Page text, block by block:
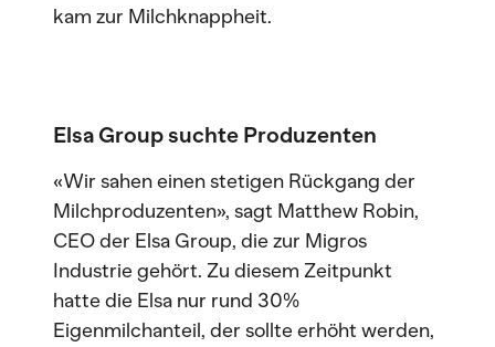
kam zur Milchknappheit.
Elsa Group suchte Produzenten
«Wir sahen einen stetigen Rückgang der
Milchproduzenten», sagt Matthew Robin,
CEO der Elsa Group, die zur Migros
Industrie gehört. Zu diesem Zeitpunkt
hatte die Elsa nur rund 30%
Eigenmilchanteil, der sollte erhöht werden,